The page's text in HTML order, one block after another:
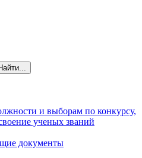
и выборам по конкурсу,
ученых званий
документы